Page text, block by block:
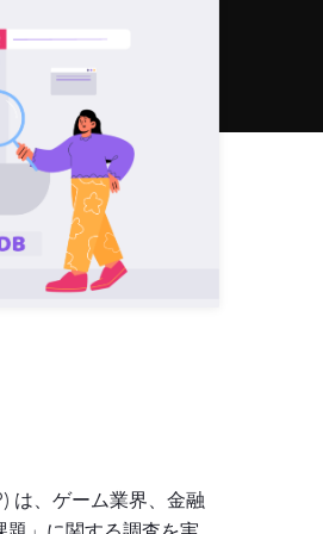
は、ゲーム業界、金融